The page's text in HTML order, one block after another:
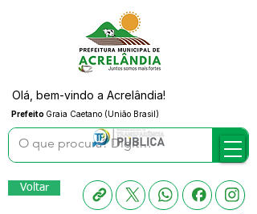
Prefeito Graia Caetano (União Brasil)
Olá, bem-vindo a Acrelândia!
Voltar